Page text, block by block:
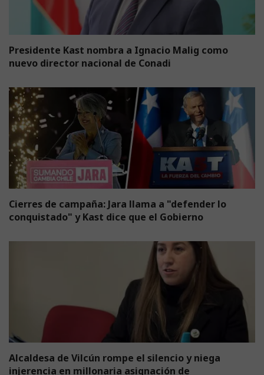
Presidente Kast nombra a Ignacio Malig como
nuevo director nacional de Conadi
Cierres de campaña: Jara llama a "defender lo
conquistado" y Kast dice que el Gobierno
Alcaldesa de Vilcún rompe el silencio y niega
injerencia en millonaria asignación de